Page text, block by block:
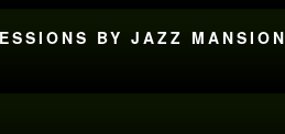
BY JAZZ MANSION